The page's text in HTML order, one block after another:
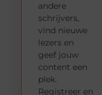
andere
schrijvers,
vind nieuwe
lezers en
geef jouw
content een
plek.
Registreer en